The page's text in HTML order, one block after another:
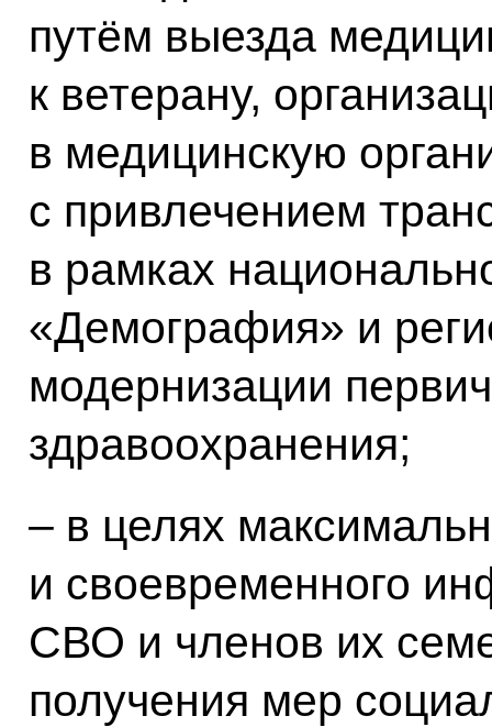
путём выезда
к ветерану,
в медицинскую
с привлечением
в рамках
«Демография» и
модернизации
здравоохранения;
– в целях
и своевременного
СВО и членов их
получения мер